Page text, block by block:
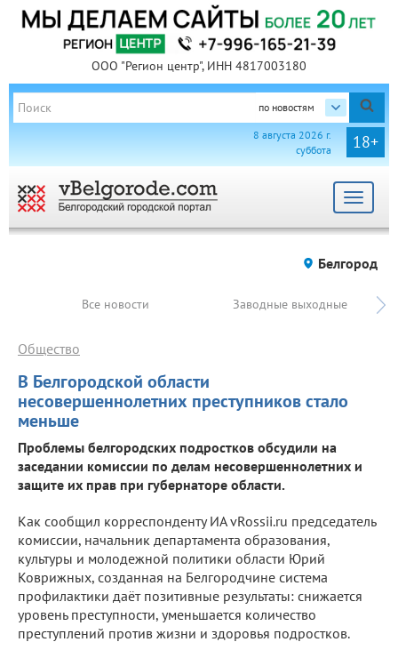
ООО "Регион центр", ИНН 4817003180
по новостям
18+
8 августа 2026 г.
суббота
Toggle
Белгород
Все новости Заводные выходные
В Белгородской области
несовершеннолетних преступников стало
меньше
Общество
Проблемы белгородских подростков обсудили на
заседании комиссии по делам несовершеннолетних и
защите их прав при губернаторе области.
Как сообщил корреспонденту ИА vRossii.ru председатель
комиссии, начальник департамента образования,
культуры и молодежной политики области Юрий
Коврижных, созданная на Белгородчине система
профилактики даёт позитивные результаты: снижается
уровень преступности, уменьшается количество
преступлений против жизни и здоровья подростков.